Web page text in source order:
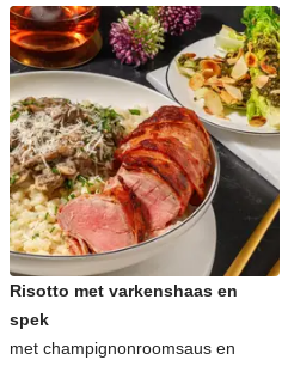
Risotto met varkenshaas en
spek
met champignonroomsaus en